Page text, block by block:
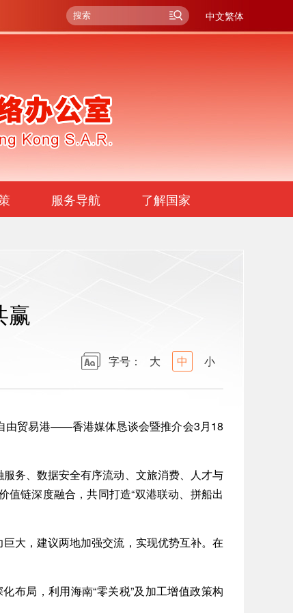
中文繁体
服务导航 了解国家
赢
字号： 大 中 小
由贸易港——香港媒体恳谈会暨推介会3月18
务、数据安全有序流动、文旅消费、人才与
链深度融合，共同打造“双港联动、拼船出
大，建议两地加强交流，实现优势互补。在
局，利用海南“零关税”及加工增值政策构